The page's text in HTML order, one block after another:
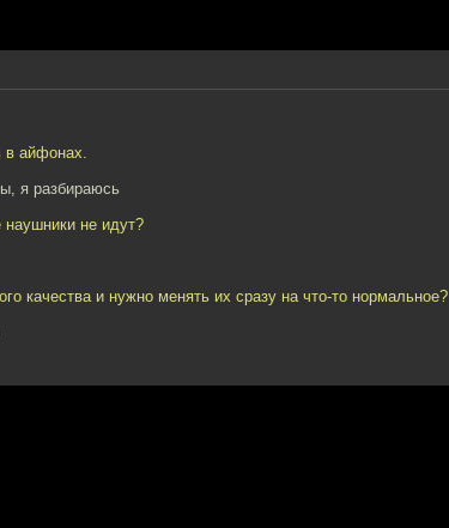
в айфонах.
я разбираюсь
не идут?
качества и нужно менять их сразу на что-то нормальное?